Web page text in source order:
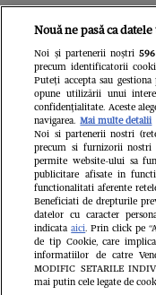
Din
Nouă ne pasă ca
Noi și partenerii noștri 596
precum identificatorii
Puteți accepta sau
opune utilizării unui
confidențialitate. Aceste
navigarea. Mai multe detalii
Noi si partenerii nostri
precum si furnizorii nostri
permite website-ului sa
publicitare afisate in
functionalitati aferente
Beneficiati de drepturile
datelor cu caracter
indicataaici. Prin click pe
de tip Cookie, care
informatiilor de catre
MODIFIC SETARILE
mai putin cele legate de